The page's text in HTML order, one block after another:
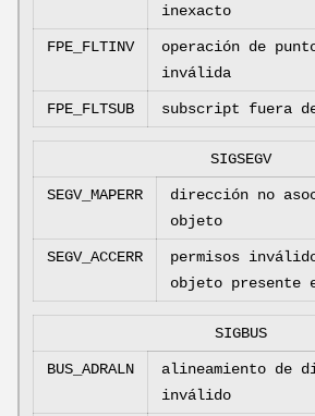
inexacto
FPE_FLTINV
operación de
inválida
FPE_FLTSUB subscript fuera
SIGSEGV
SEGV_MAPERR
dirección no
objeto
SEGV_ACCERR
permisos
objeto presente
SIGBUS
BUS_ADRALN
alineamiento de
inválido